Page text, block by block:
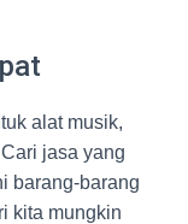
alat musik,
jasa yang
barang-barang
kita mungkin